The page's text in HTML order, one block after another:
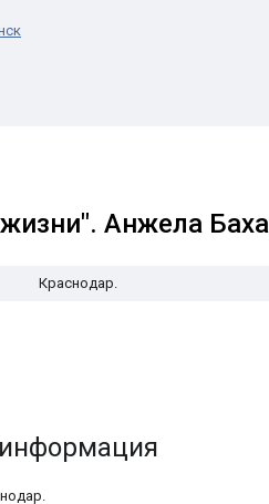
Анжела
Краснодар.
.